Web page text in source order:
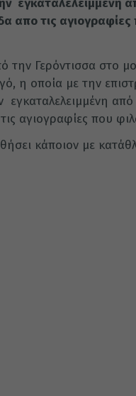
εγκαταλελειμμένη
απο τις αγιογραφίες
την Γερόντισσα στο
η οποία με την
αγιογραφίες που
κάποιον με